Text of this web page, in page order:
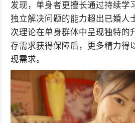
发现，单身者更擅长通过持续学
独立解决问题的能力超出已婚人
次理论在单身群体中呈现独特的
存需求获得保障后，更多精力得
现需求。